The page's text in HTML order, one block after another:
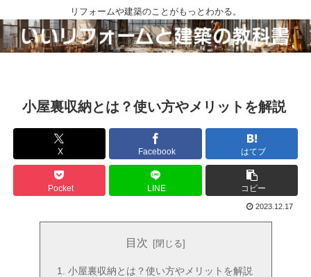
リフォームや建築のことがもっとわかる。
小屋裏収納とは？使い方やメリットを解説
X Facebook はてブ
Pocket LINE コピー
2023.12.17
目次
小屋裏収納とは？使い方やメリットを解説